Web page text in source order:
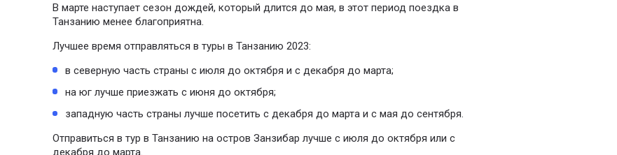
В марте наступает сезон дождей, который длится до мая, в этот период поездка в
Танзанию менее благоприятна.
Лучшее время отправляться в туры в Танзанию 2023:
в северную часть страны с июля до октября и с декабря до марта;
на юг лучше приезжать с июня до октября;
западную часть страны лучше посетить с декабря до марта и с мая до сентября.
Отправиться в тур в Танзанию на остров Занзибар лучше с июля до октября или с
декабря до марта.